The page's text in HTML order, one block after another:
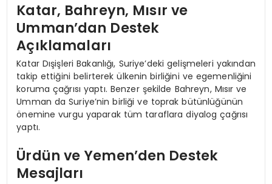
Katar, Bahreyn, Mısır ve
Umman’dan Destek
Açıklamaları
Katar Dışişleri Bakanlığı, Suriye’deki gelişmeleri yakından
takip ettiğini belirterek ülkenin birliğini ve egemenliğini
koruma çağrısı yaptı. Benzer şekilde Bahreyn, Mısır ve
Umman da Suriye’nin birliği ve toprak bütünlüğünün
önemine vurgu yaparak tüm taraflara diyalog çağrısı
yaptı.
Ürdün ve Yemen’den Destek
Mesajları